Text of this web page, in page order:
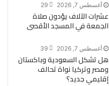
أغسطس 7, 2026 29
عشرات الآلاف يؤدون صلاة
الجمعة في المسجد الأقصى
أغسطس 7, 2026 39
هل تشكل السعودية وباكستان
ومصر وتركيا نواة تحالف
إقليمي جديد؟